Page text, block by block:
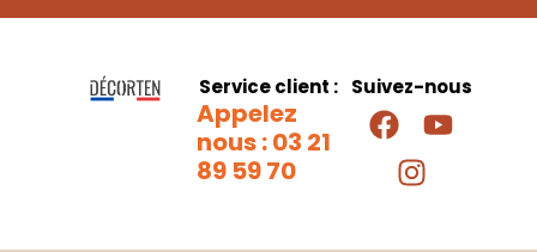
Service client :
Appelez
nous : 03 21
89 59 70
Suivez-nous